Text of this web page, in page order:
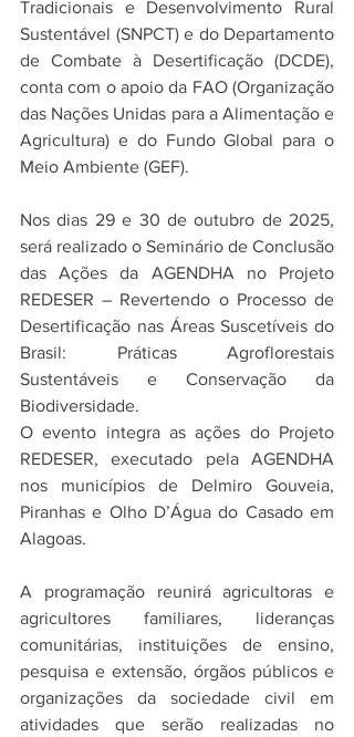
Tradicionais e Desenvolvimento Rural
Sustentável (SNPCT) e do Departamento
de Combate à Desertificação (DCDE),
conta com o apoio da FAO (Organização
das Nações Unidas para a Alimentação e
Agricultura) e do Fundo Global para o
Meio Ambiente (GEF).
Nos dias 29 e 30 de outubro de 2025,
será realizado o Seminário de Conclusão
das Ações da AGENDHA no Projeto
REDESER – Revertendo o Processo de
Desertificação nas Áreas Suscetíveis do
Brasil: Práticas Agroflorestais
Sustentáveis e Conservação da
Biodiversidade.
O evento integra as ações do Projeto
REDESER, executado pela AGENDHA
nos municípios de Delmiro Gouveia,
Piranhas e Olho D’Água do Casado em
Alagoas.
A programação reunirá agricultoras e
agricultores familiares, lideranças
comunitárias, instituições de ensino,
pesquisa e extensão, órgãos públicos e
organizações da sociedade civil em
atividades que serão realizadas no